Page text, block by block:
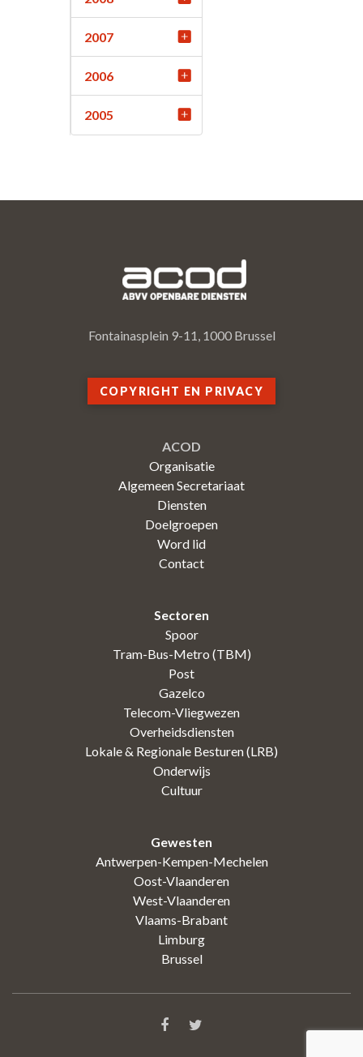
2007
2006
2005
Fontainasplein 9-11, 1000 Brussel
COPYRIGHT EN PRIVACY
ACOD
Organisatie
Algemeen Secretariaat
Diensten
Doelgroepen
Word lid
Contact
Sectoren
Spoor
Tram-Bus-Metro (TBM)
Post
Gazelco
Telecom-Vliegwezen
Overheidsdiensten
Lokale & Regionale Besturen (LRB)
Onderwijs
Cultuur
Gewesten
Antwerpen-Kempen-Mechelen
Oost-Vlaanderen
West-Vlaanderen
Vlaams-Brabant
Limburg
Brussel